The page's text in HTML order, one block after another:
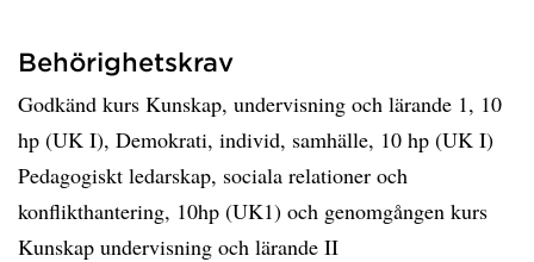
Behörighetskrav
Godkänd kurs Kunskap, undervisning och lärande 1, 10
hp (UK I), Demokrati, individ, samhälle, 10 hp (UK I)
Pedagogiskt ledarskap, sociala relationer och
konflikthantering, 10hp (UK1) och genomgången kurs
Kunskap undervisning och lärande II